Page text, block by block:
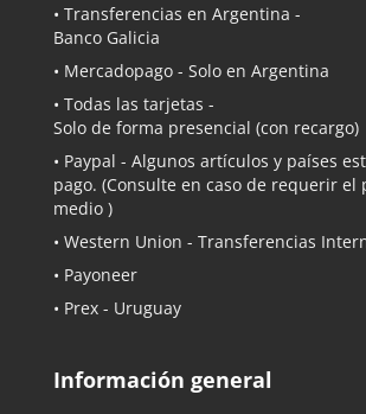
• Transferencias en Argentina -
Banco Galicia
• Mercadopago - Solo en Argentina
• Todas las tarjetas -
Solo de forma presencial (con recargo)
• Paypal - Algunos artículos y países
pago. (Consulte en caso de requerir el
medio )
• Western Union - Transferencias
• Payoneer
• Prex - Uruguay
Información general